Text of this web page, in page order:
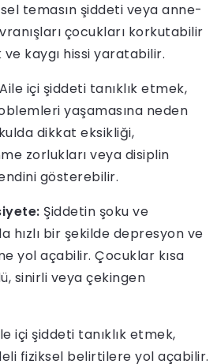
temasın şiddeti veya anne-
çocukları korkutabilir
kaygı hissi yaratabilir.
Aile içi şiddeti tanıklık etmek,
yaşamasına neden
dikkat eksikliği,
zorlukları veya disiplin
gösterebilir.
Şiddetin şoku ve
hızlı bir şekilde depresyon ve
yol açabilir. Çocuklar kısa
sinirli veya çekingen
içi şiddeti tanıklık etmek,
fiziksel belirtilere yol açabilir.